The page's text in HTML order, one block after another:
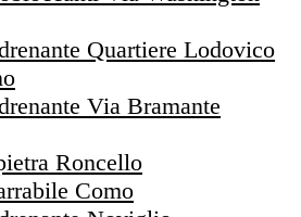
Quartiere Lodovico
Via Bramante
Roncello
Como